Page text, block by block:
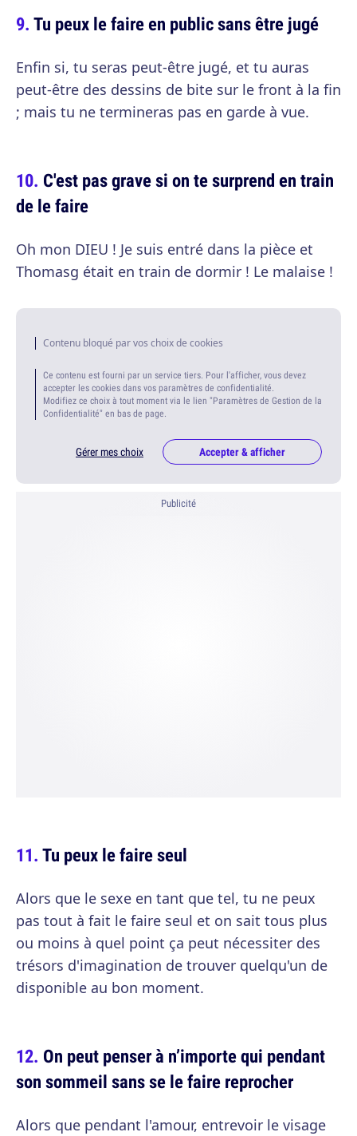
Tu peux le faire en public sans être jugé
Enfin si, tu seras peut-être jugé, et tu auras
peut-être des dessins de bite sur le front à la fin
; mais tu ne termineras pas en garde à vue.
C'est pas grave si on te surprend en train
de le faire
Oh mon DIEU ! Je suis entré dans la pièce et
Thomasg était en train de dormir ! Le malaise !
Contenu bloqué par vos choix de cookies
Ce contenu est fourni par un service tiers. Pour l'afficher, vous devez
accepter les cookies dans vos paramètres de confidentialité.
Modifiez ce choix à tout moment via le lien "Paramètres de Gestion de la
Confidentialité" en bas de page.
Gérer mes choix Accepter & afficher
Publicité
Tu peux le faire seul
Alors que le sexe en tant que tel, tu ne peux
pas tout à fait le faire seul et on sait tous plus
ou moins à quel point ça peut nécessiter des
trésors d'imagination de trouver quelqu'un de
disponible au bon moment.
On peut penser à n’importe qui pendant
son sommeil sans se le faire reprocher
Alors que pendant l'amour, entrevoir le visage